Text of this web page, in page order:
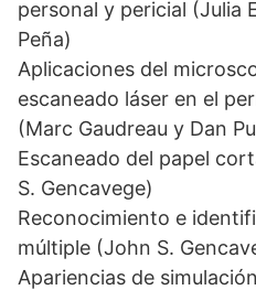
personal y pericial (Julia
Peña)
Aplicaciones del
escaneado láser en el
(Marc Gaudreau y Dan
Escaneado del papel
S. Gencavege)
Reconocimiento e
múltiple (John S.
Apariencias de